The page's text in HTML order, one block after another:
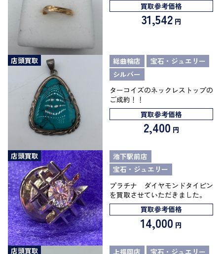
買取参考価格
31,542 円
店頭買取 総曲輪店
宝石・ジュエリー
シルバー
ターコイズのネックレストップの
ご成約！！
買取参考価格
2,400 円
店頭買取
池下駅前店
宝石・ジュエリー
プラチナ ダイヤモンドタイピン
を買取させていただきました。
買取参考価格
14,000 円
店頭買取 上福岡店
宝石・ジュエリー